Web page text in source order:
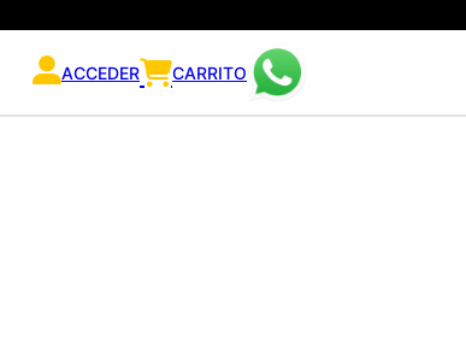
ACCEDER CARRITO